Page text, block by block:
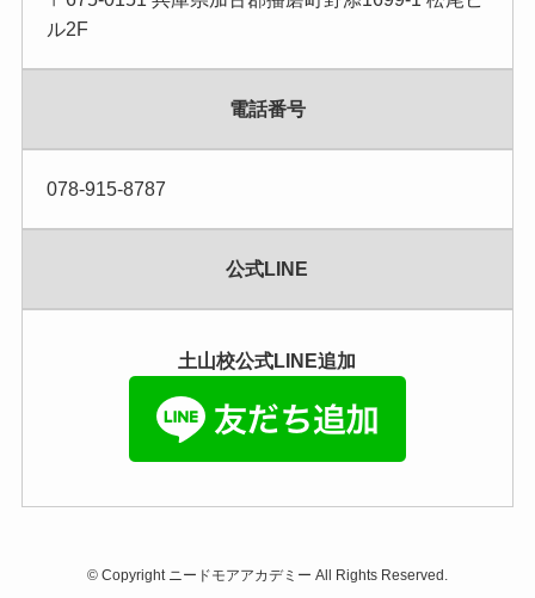
ル2F
電話番号
078-915-8787
公式LINE
土山校公式LINE追加
© Copyright ニードモアアカデミー All Rights Reserved.